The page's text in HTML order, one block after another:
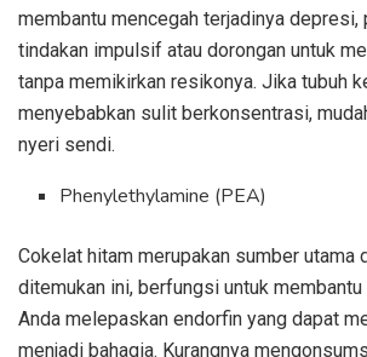
membantu mencegah terjadinya depresi,
tindakan impulsif atau dorongan untuk
tanpa memikirkan resikonya. Jika tubuh
menyebabkan sulit berkonsentrasi,
nyeri sendi.
Phenylethylamine (PEA)
Cokelat hitam merupakan sumber utama
ditemukan ini, berfungsi untuk
Anda melepaskan endorfin yang dapat
menjadi bahagia. Kurangnya